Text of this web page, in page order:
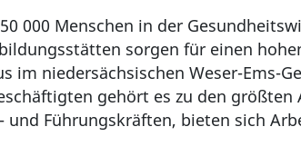
000 Menschen in der
sorgen für einen
im niedersächsischen Weser-Ems-
gehört es zu den
Führungskräften, bieten sich